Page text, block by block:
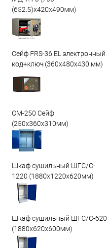
(652.5)x420x490мм)
Сейф FRS-36 EL электронный
код+ключ (360x480x430 мм)
СМ-250 Сейф
(250х360х310мм)
Шкаф сушильный ШГС/C-
1220 (1880x1220x620мм)
Шкаф сушильный ШГС/C-620
(1880x620x600мм)